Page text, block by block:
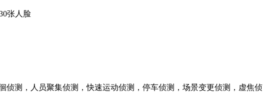
张人脸
测，人员聚集侦测，快速运动侦测，停车侦测，场景变更侦测，虚焦侦